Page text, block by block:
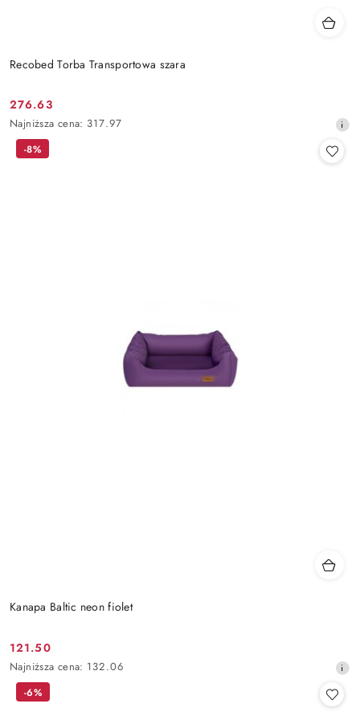
Recobed Torba Transportowa szara
Cena
promocyjna:
276.63
Najniższa
cena
Najniższa cena: 317.97
Kanapa Baltic neon fiolet
Cena
promocyjna:
121.50
Najniższa
cena
Najniższa cena: 132.06
-8%
-6%